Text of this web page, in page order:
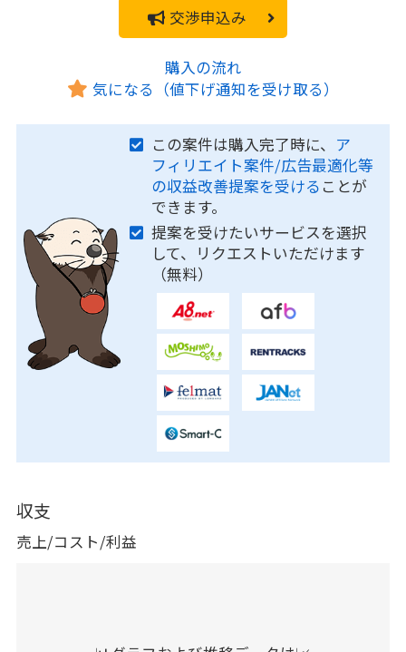
交渉申込み
購入の流れ
気になる（値下げ通知を受け取る）
この案件は購入完了時に、 ア
フィリエイト案件/広告最適化等
の収益改善提案を受ける ことが
できます。
提案を受けたいサービスを選択
して、リクエストいただけます
（無料）
収支
売上/コスト/利益